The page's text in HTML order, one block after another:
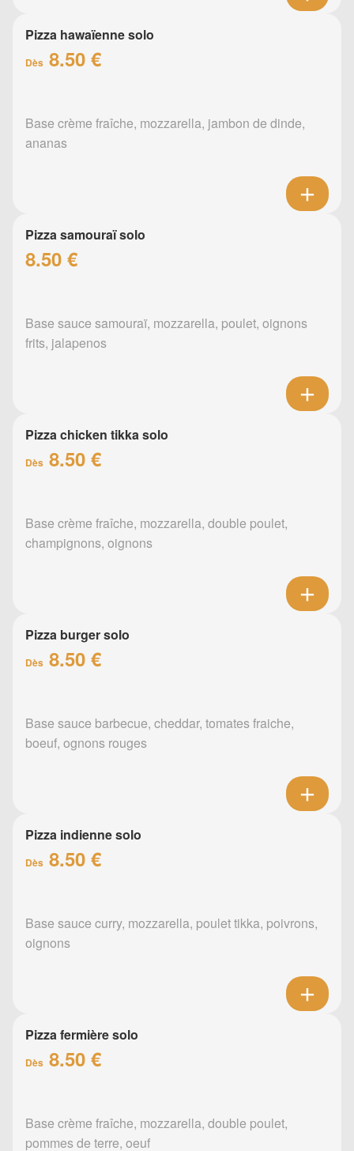
Pizza hawaïenne solo
Dès 8.50 €
Base crème fraîche, mozzarella, jambon de dinde,
ananas
Pizza samouraï solo
8.50 €
Base sauce samouraï, mozzarella, poulet, oignons
frits, jalapenos
Pizza chicken tikka solo
Dès 8.50 €
Base crème fraîche, mozzarella, double poulet,
champignons, oignons
Pizza burger solo
Dès 8.50 €
Base sauce barbecue, cheddar, tomates fraiche,
boeuf, ognons rouges
Pizza indienne solo
Dès 8.50 €
Base sauce curry, mozzarella, poulet tikka, poivrons,
oignons
Pizza fermière solo
Dès 8.50 €
Base crème fraîche, mozzarella, double poulet,
pommes de terre, oeuf